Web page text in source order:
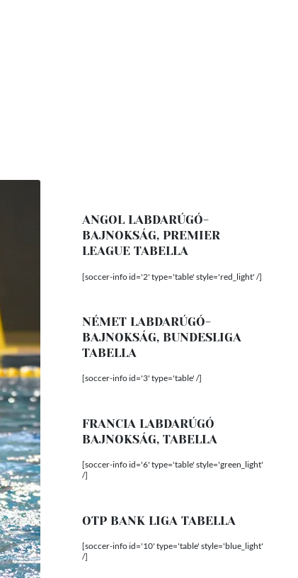
ANGOL LABDARÚGÓ-
BAJNOKSÁG, PREMIER
LEAGUE TABELLA
[soccer-info id='2' type='table' style='red_light' /]
NÉMET LABDARÚGÓ-
BAJNOKSÁG, BUNDESLIGA
TABELLA
[soccer-info id='3' type='table' /]
FRANCIA LABDARÚGÓ
BAJNOKSÁG, TABELLA
[soccer-info id='6' type='table' style='green_light'
/]
OTP BANK LIGA TABELLA
[soccer-info id='10' type='table' style='blue_light'
/]